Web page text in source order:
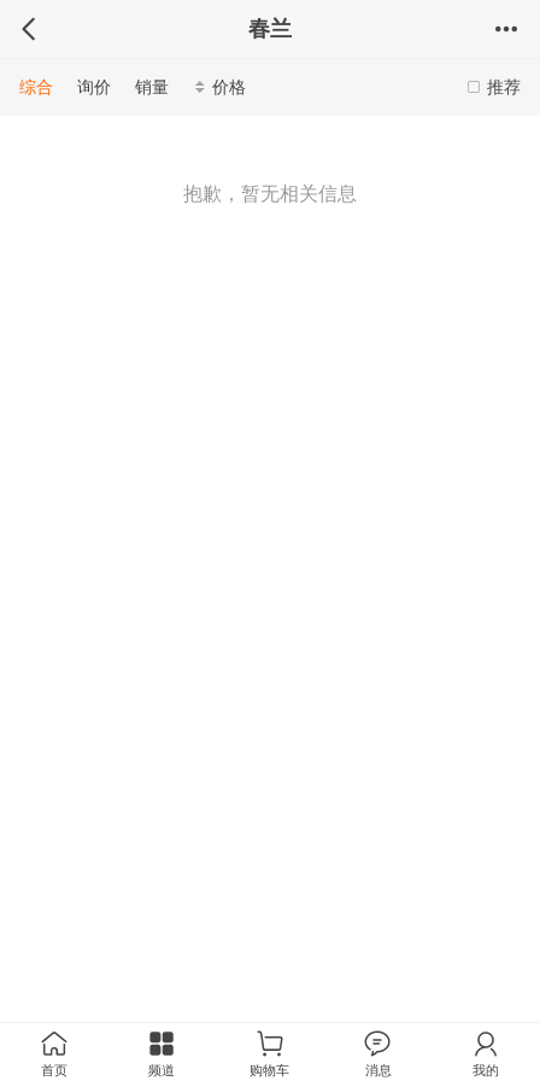
春兰
推荐
综合 询价 销量 价格
抱歉，暂无相关信息
首页 频道 购物车 消息 我的